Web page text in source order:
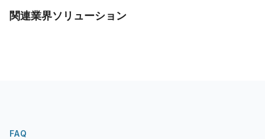
関連業界ソリューション
FAQ